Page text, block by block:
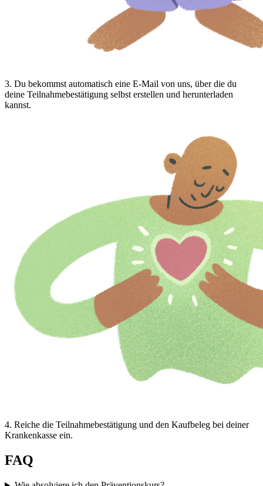
3. Du bekommst automatisch eine E-Mail von uns, über die du
deine Teilnahmebestätigung selbst erstellen und herunterladen
kannst.
4. Reiche die Teilnahmebestätigung und den Kaufbeleg bei deiner
Krankenkasse ein.
FAQ